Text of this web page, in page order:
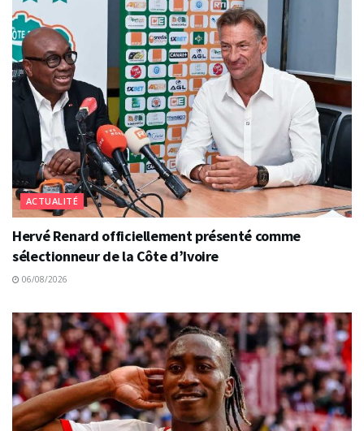
ACTUALITÉ
Hervé Renard officiellement présenté comme
sélectionneur de la Côte d’Ivoire
06/08/2026